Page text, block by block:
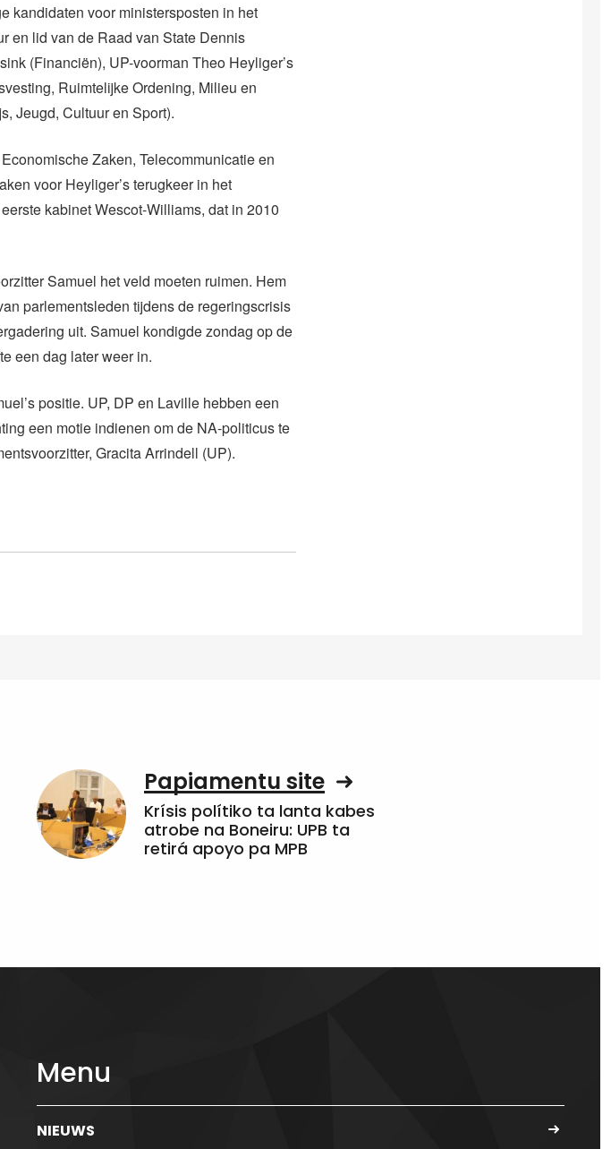
kandidaten voor ministersposten in het
en lid van de Raad van State Dennis
(Financiën), UP-voorman Theo Heyliger’s
Ruimtelijke Ordening, Milieu en
Jeugd, Cultuur en Sport).
Zaken, Telecommunicatie en
voor Heyliger’s terugkeer in het
kabinet Wescot-Williams, dat in 2010
Samuel het veld moeten ruimen. Hem
parlementsleden tijdens de regeringscrisis
uit. Samuel kondigde zondag op de
een dag later weer in.
positie. UP, DP en Laville hebben een
een motie indienen om de NA-politicus te
Gracita Arrindell (UP).
Papiamentu site
Krísis polítiko ta lanta kabes
atrobe na Boneiru: UPB ta
retirá apoyo pa MPB
Menu
NIEUWS